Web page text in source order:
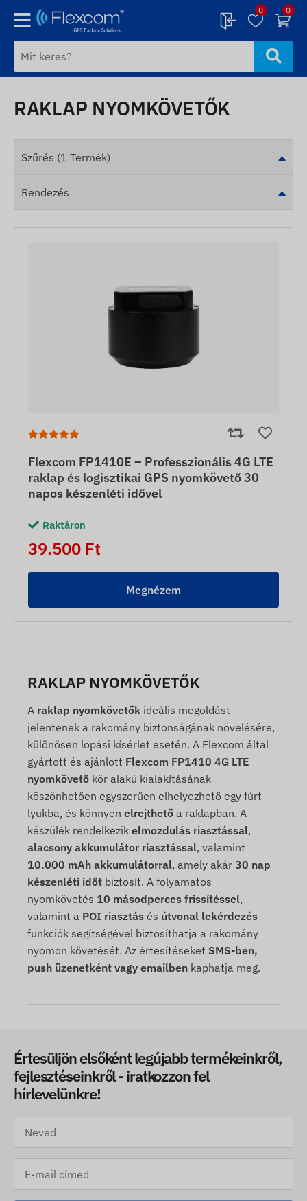
0 0
RAKLAP NYOMKÖVETŐK
Szűrés (1 Termék)
Rendezés
Flexcom FP1410E – Professzionális 4G LTE
raklap és logisztikai GPS nyomkövető 30
napos készenléti idővel
Raktáron
39.500 Ft
Megnézem
RAKLAP NYOMKÖVETŐK
A raklap nyomkövetők ideális megoldást
jelentenek a rakomány biztonságának növelésére,
különösen lopási kísérlet esetén. A Flexcom által
gyártott és ajánlott Flexcom FP1410 4G LTE
nyomkövető kör alakú kialakításának
köszönhetően egyszerűen elhelyezhető egy fúrt
lyukba, és könnyen elrejthető a raklapban. A
készülék rendelkezik elmozdulás riasztással,
alacsony akkumulátor riasztással, valamint
10.000 mAh akkumulátorral, amely akár 30 nap
készenléti időt biztosít. A folyamatos
nyomkövetés 10 másodperces frissítéssel,
valamint a POI riasztás és útvonal lekérdezés
funkciók segítségével biztosíthatja a rakomány
nyomon követését. Az értesítéseket SMS-ben,
push üzenetként vagy emailben kaphatja meg.
Értesüljön elsőként legújabb termékeinkről,
fejlesztéseinkről - iratkozzon fel
hírlevelünkre!